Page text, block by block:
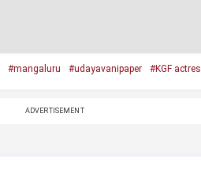
#mangaluru #udayavanipaper #KGF
ADVERTISEMENT